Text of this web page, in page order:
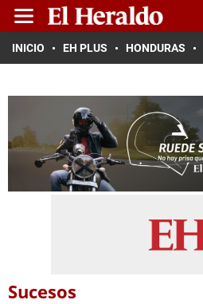
INICIO EH PLUS HONDURAS
Sucesos